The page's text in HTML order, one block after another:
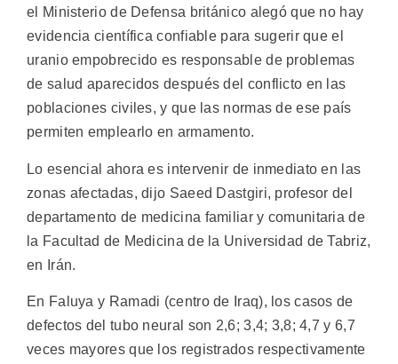
el Ministerio de Defensa británico alegó que no hay
evidencia científica confiable para sugerir que el
uranio empobrecido es responsable de problemas
de salud aparecidos después del conflicto en las
poblaciones civiles, y que las normas de ese país
permiten emplearlo en armamento.
Lo esencial ahora es intervenir de inmediato en las
zonas afectadas, dijo Saeed Dastgiri, profesor del
departamento de medicina familiar y comunitaria de
la Facultad de Medicina de la Universidad de Tabriz,
en Irán.
En Faluya y Ramadi (centro de Iraq), los casos de
defectos del tubo neural son 2,6; 3,4; 3,8; 4,7 y 6,7
veces mayores que los registrados respectivamente